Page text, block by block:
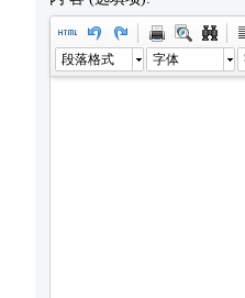
段落格式 字体